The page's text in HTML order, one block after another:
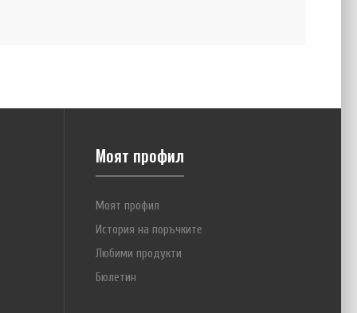
Моят профил
Моят профил
История на поръчките
Любими продукти
Бюлетин